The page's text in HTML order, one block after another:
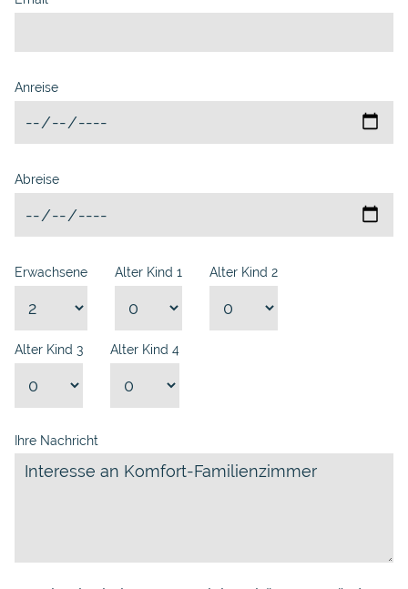
Anreise
Abreise
Erwachsene Alter Kind 1 Alter Kind 2
Alter Kind 3 Alter Kind 4
Ihre Nachricht